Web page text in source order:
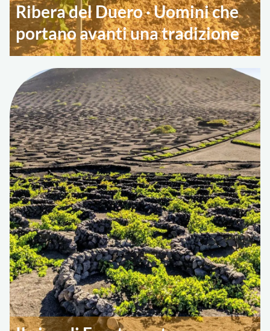
Ribera del Duero · Uomini che
portano avanti una tradizione